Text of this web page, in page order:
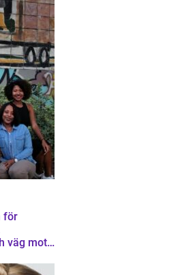
för
väg mot